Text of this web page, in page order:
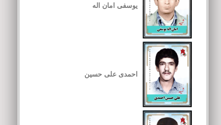
یوسفی امان اله
احمدی علی حسین